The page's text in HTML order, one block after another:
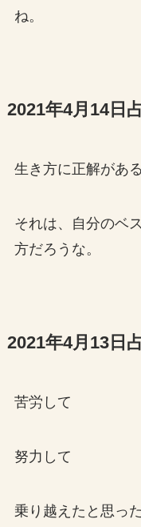
ね。
2021年4月14日
生き方に正解があ
それは、自分のベ
方だろうな。
2021年4月13日
苦労して
努力して
乗り越えたと思っ